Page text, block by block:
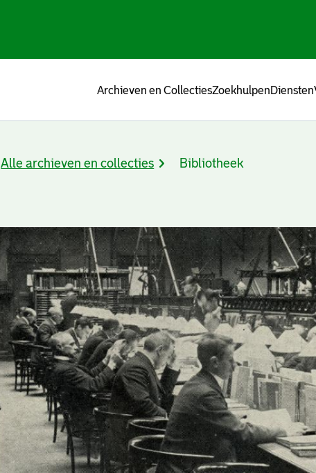
Archieven en CollectiesZoekhulpenDiensten
Alle archieven en collecties Bibliotheek